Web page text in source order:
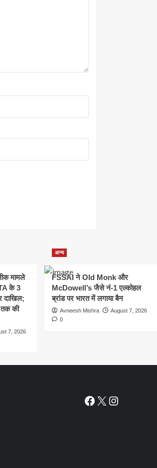
मामले
के 3
दाखिल;
तक की
7, 2026
अन्य
FSSAI ने Old Monk और
McDowell’s जैसे नं-1 एल्कोहल
ब्रांड पर भारत में लगाया बैन
Avneesh Mishra
August 7, 2026
0
Facebook
X Instagram